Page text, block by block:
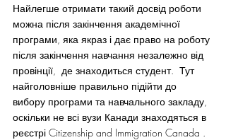
Найлегше отримати такий досвід роботи
можна після закінчення академічної
програми, яка якраз і дає право на роботу
після закінчення навчання незалежно від
провінції,  де знаходиться студент.  Тут
найголовніше правильно підійти до
вибору програми та навчального закладу,
оскільки не всі вузи Канади знаходяться в
реєстрі Citizenship and Immigration Canada .